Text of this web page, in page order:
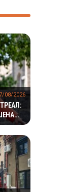
08/2026